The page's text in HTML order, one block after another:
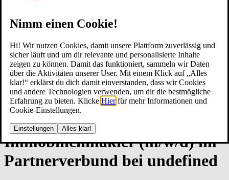
Nimm einen Cookie!
Hi! Wir nutzen Cookies, damit unsere Plattform zuverlässig und
sicher läuft und um dir relevante und personalisierte Inhalte
zeigen zu können. Damit das funktioniert, sammeln wir Daten
über die Aktivitäten unserer User. Mit einem Klick auf „Alles
klar!“ erklärst du dich damit einverstanden, dass wir Cookies
und andere Technologien verwenden, um dir die bestmögliche
Erfahrung zu bieten. Klicke Hier für mehr Informationen und
Cookie-Einstellungen.
Einstellungen Alles klar!
Im­mo­bi­li­en­mak­ler (m/w/d) im
­Part­ner­ver­bun­d bei un­de­fi­ned